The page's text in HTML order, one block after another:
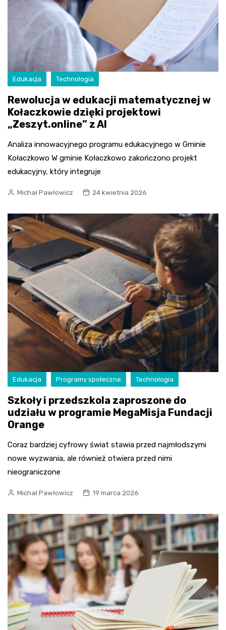
Edukacja Technologia
Rewolucja w edukacji matematycznej w
Kołaczkowie dzięki projektowi
„Zeszyt.online” z AI
Analiza innowacyjnego programu edukacyjnego w Gminie
Kołaczkowo W gminie Kołaczkowo zakończono projekt
edukacyjny, który integruje
Michał Pawłowicz 24 kwietnia 2026
Edukacja Programy społeczne Technologia
Szkoły i przedszkola zaproszone do
udziału w programie MegaMisja Fundacji
Orange
Coraz bardziej cyfrowy świat stawia przed najmłodszymi
nowe wyzwania, ale również otwiera przed nimi
nieograniczone
Michał Pawłowicz 19 marca 2026